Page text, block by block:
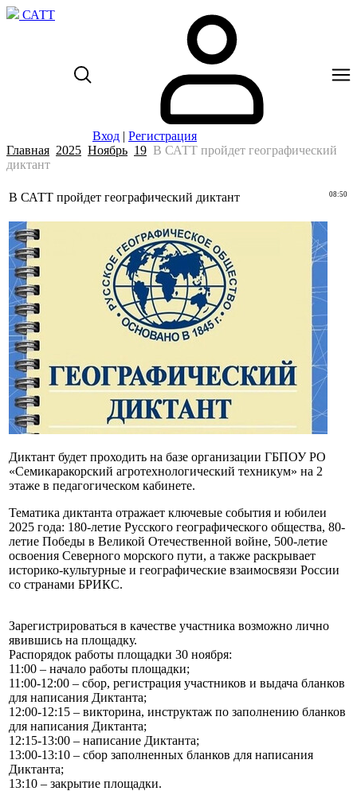
САТТ
Вход | Регистрация
Главная 2025 Ноябрь 19 В САТТ пройдет географический
диктант
08:50
В САТТ пройдет географический диктант
Диктант будет проходить на базе организации ГБПОУ РО
«Семикаракорский агротехнологический техникум» на 2
этаже в педагогическом кабинете.
Тематика диктанта отражает ключевые события и юбилеи
2025 года: 180-летие Русского географического общества, 80-
летие Победы в Великой Отечественной войне, 500-летие
освоения Северного морского пути, а также раскрывает
историко‑культурные и географические взаимосвязи России
со странами БРИКС.
Зарегистрироваться в качестве участника возможно лично
явившись на площадку.
Распорядок работы площадки 30 ноября:
11:00 – начало работы площадки;
11:00-12:00 – сбор, регистрация участников и выдача бланков
для написания Диктанта;
12:00-12:15 – викторина, инструктаж по заполнению бланков
для написания Диктанта;
12:15-13:00 – написание Диктанта;
13:00-13:10 – сбор заполненных бланков для написания
Диктанта;
13:10 – закрытие площадки.